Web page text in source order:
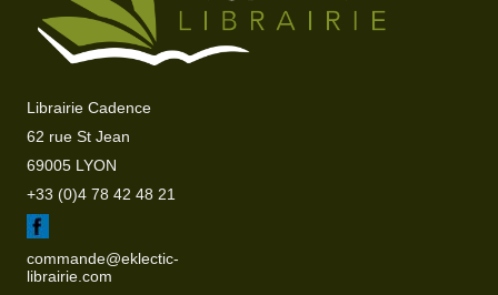
Librairie Cadence
62 rue St Jean
69005 LYON
+33 (0)4 78 42 48 21
commande@eklectic-
librairie.com